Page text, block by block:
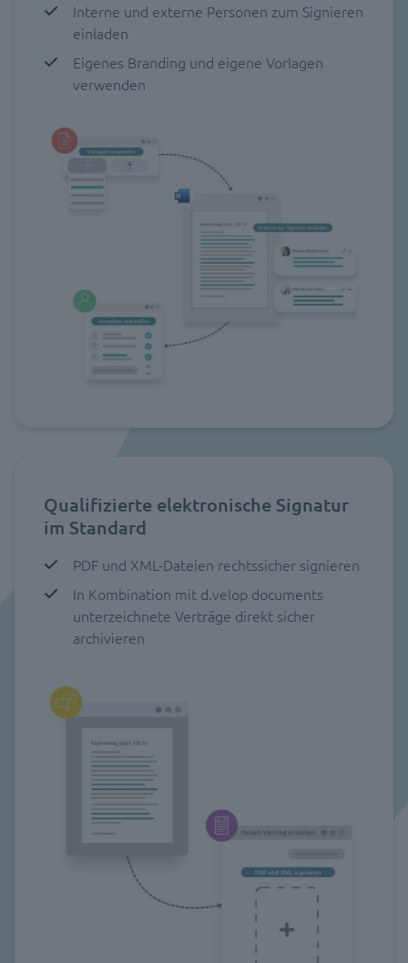
Interne und externe Personen zum Signieren
einladen
Eigenes Branding und eigene Vorlagen
verwenden
Qualifizierte elektronische Signatur
im Standard
PDF und XML-Dateien rechtssicher signieren
In Kombination mit d.velop documents
unterzeichnete Verträge direkt sicher
archivieren